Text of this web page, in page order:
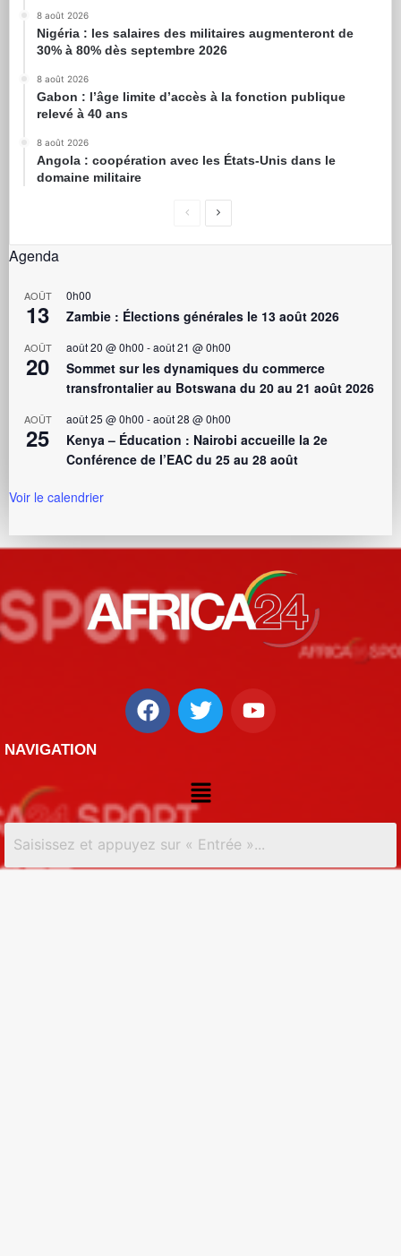
8 août 2026
Nigéria : les salaires des militaires augmenteront de
30% à 80% dès septembre 2026
8 août 2026
Gabon : l’âge limite d’accès à la fonction publique
relevé à 40 ans
8 août 2026
Angola : coopération avec les États-Unis dans le
domaine militaire
Agenda
AOÛT
13
0h00
Zambie : Élections générales le 13 août 2026
AOÛT
20
août 20 @ 0h00 -août 21 @ 0h00
Sommet sur les dynamiques du commerce
transfrontalier au Botswana du 20 au 21 août 2026
AOÛT
25
août 25 @ 0h00 -août 28 @ 0h00
Kenya – Éducation : Nairobi accueille la 2e
Conférence de l’EAC du 25 au 28 août
Voir le calendrier
NAVIGATION